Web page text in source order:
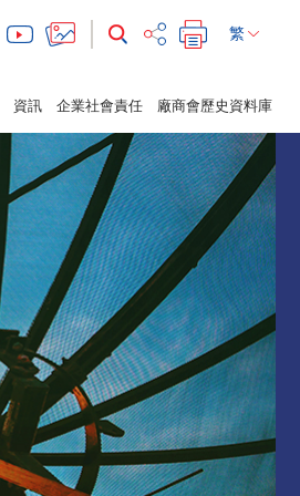
繁
資訊 企業社會責任 廠商會歷史資料庫